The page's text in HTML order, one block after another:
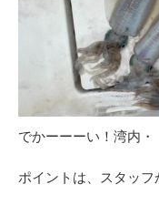
でかーーーい！湾内・
ポイントは、スタッフ